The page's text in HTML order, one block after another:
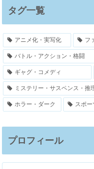
タグ一覧
アニメ化・実写化 フ
バトル・アクション・格闘
ギャグ・コメディ
ミステリー・サスペンス・推
ホラー・ダーク スポー
プロフィール